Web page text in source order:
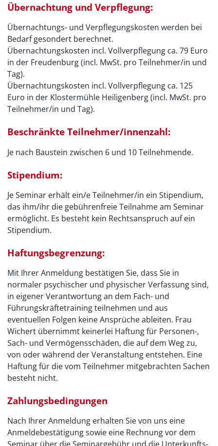
Übernachtung und Verpflegung:
Übernachtungs- und Verpflegungskosten werden bei
Bedarf gesondert berechnet.
Übernachtungskosten incl. Vollverpflegung ca. 79 Euro
in der Freudenburg (incl. MwSt. pro Teilnehmer/in und
Tag).
Übernachtungskosten incl. Vollverpflegung ca. 125
Euro in der Klostermühle Heiligenberg (incl. MwSt. pro
Teilnehmer/in und Tag).
Beschränkte Teilnehmer/innenzahl:
Je nach Baustein zwischen 6 und 10 Teilnehmende.
Stipendium:
Je Seminar erhält ein/e Teilnehmer/in ein Stipendium,
das ihm/ihr die gebührenfreie Teilnahme am Seminar
ermöglicht. Es besteht kein Rechtsanspruch auf ein
Stipendium.
Haftungsbegrenzung:
Mit Ihrer Anmeldung bestätigen Sie, dass Sie in
normaler psychischer und physischer Verfassung sind,
in eigener Verantwortung an dem Fach- und
Führungskräftetraining teilnehmen und aus
eventuellen Folgen keine Ansprüche ableiten. Frau
Wichert übernimmt keinerlei Haftung für Personen-,
Sach- und Vermögensschäden, die auf dem Weg zu,
von oder während der Veranstaltung entstehen. Eine
Haftung für die vom Teilnehmer mitgebrachten Sachen
besteht nicht.
Zahlungsbedingungen
Nach Ihrer Anmeldung erhalten Sie von uns eine
Anmeldebestätigung sowie eine Rechnung vor dem